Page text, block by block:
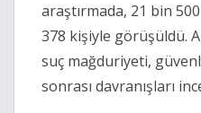
araştırmada, 21 bin
378 kişiyle görüşüldü.
suç mağduriyeti,
sonrası davranışları